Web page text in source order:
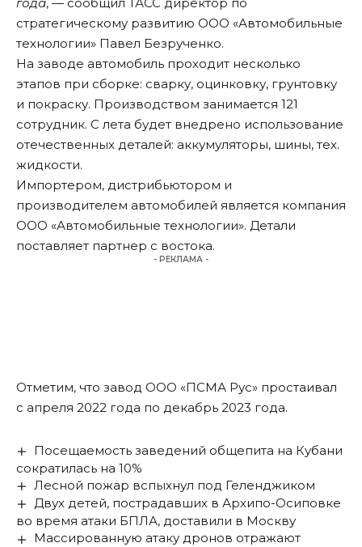
стратегическому развитию ООО «Автомобильные
технологии» Павел Безрученко.
На заводе автомобиль проходит несколько
этапов при сборке: сварку, оцинковку, грунтовку
и покраску. Производством занимается 121
сотрудник. С лета будет внедрено использование
отечественных деталей: аккумуляторы, шины, тех.
жидкости.
Импортером, дистрибьютором и
производителем автомобилей является компания
ООО «Автомобильные технологии». Детали
поставляет партнер с востока.
- РЕКЛАМА -
Отметим, что завод ООО «ПСМА Рус» простаивал
с апреля 2022 года по декабрь 2023 года.
Посещаемость заведений общепита на Кубани
сократилась на 10%
Лесной пожар вспыхнул под Геленджиком
Двух детей, пострадавших в Архипо-Осиповке
во время атаки БПЛА, доставили в Москву
Массированную атаку дронов отражают